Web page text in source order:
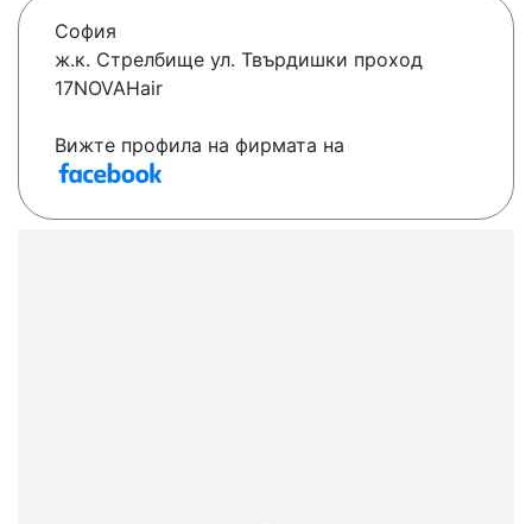
София
ж.к. Стрелбище ул. Твърдишки проход
17NOVAHair
Вижте профила на фирмата на